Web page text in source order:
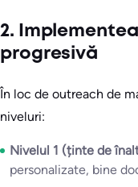
2.
progresivă
În loc de outreach de
niveluri:
Nivelul 1 (ținte de
personalizate, bine